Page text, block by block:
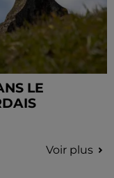
LE
Voir plus